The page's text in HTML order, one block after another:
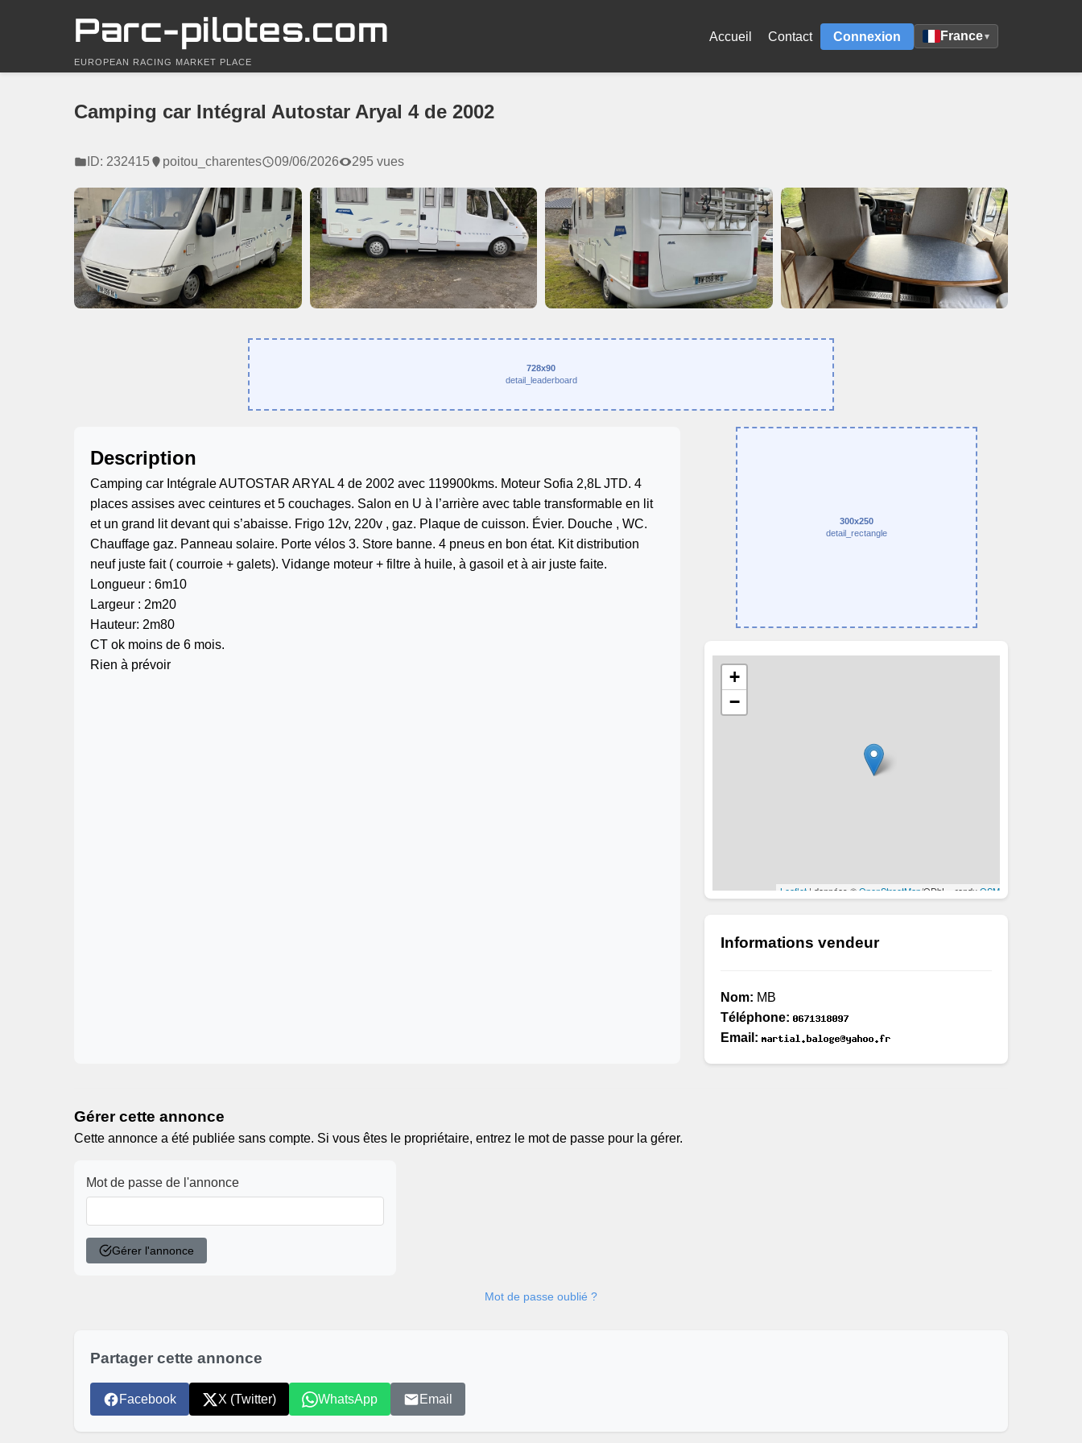
Parc-pilotes.com
EUROPEAN RACING MARKET PLACE
Accueil Contact Connexion France▾
Camping car Intégral Autostar Aryal 4 de 2002
ID: 232415 poitou_charentes 09/06/2026 295 vues
728x90
detail_leaderboard
Description
Camping car Intégrale AUTOSTAR ARYAL 4 de 2002 avec 119900kms. Moteur Sofia 2,8L JTD. 4
places assises avec ceintures et 5 couchages. Salon en U à l’arrière avec table transformable en lit
et un grand lit devant qui s’abaisse. Frigo 12v, 220v , gaz. Plaque de cuisson. Évier. Douche , WC.
Chauffage gaz. Panneau solaire. Porte vélos 3. Store banne. 4 pneus en bon état. Kit distribution
neuf juste fait ( courroie + galets). Vidange moteur + filtre à huile, à gasoil et à air juste faite.
Longueur : 6m10
Largeur : 2m20
Hauteur: 2m80
CT ok moins de 6 mois.
Rien à prévoir
300x250
detail_rectangle
Informations vendeur
Nom: MB
Téléphone:
Email:
Gérer cette annonce
Cette annonce a été publiée sans compte. Si vous êtes le propriétaire, entrez le mot de passe pour la gérer.
Mot de passe de l'annonce
Gérer l'annonce
Mot de passe oublié ?
Partager cette annonce
Facebook X (Twitter) WhatsApp Email